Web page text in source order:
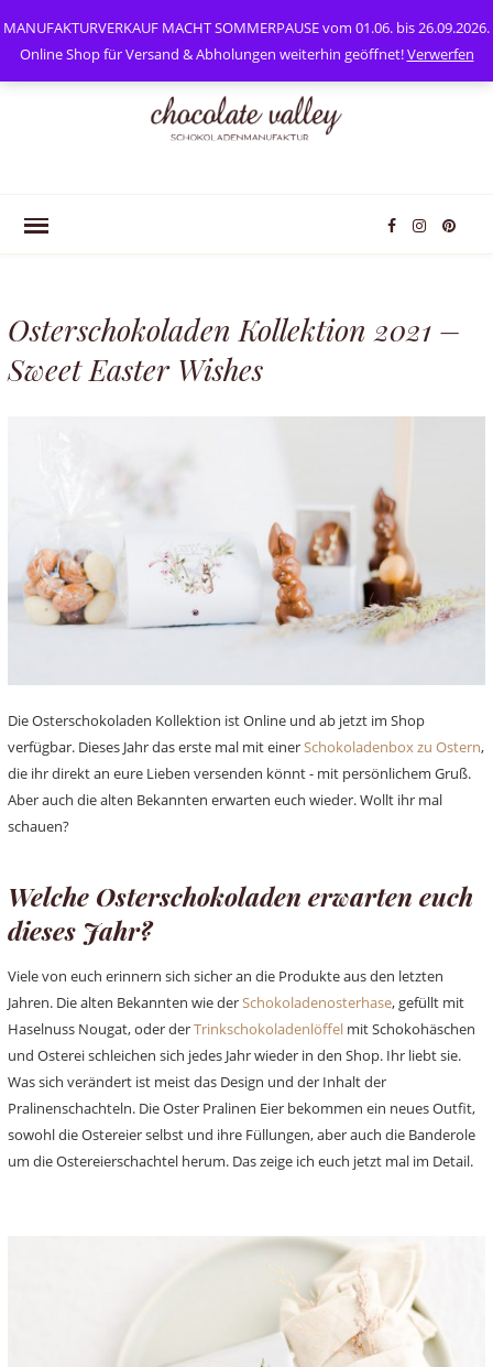
Mein Konto
Osterschokoladen Kollektion 2021 –
Sweet Easter Wishes
Die Osterschokoladen Kollektion ist Online und ab jetzt im Shop
verfügbar. Dieses Jahr das erste mal mit einerSchokoladenbox zu Ostern,
die ihr direkt an eure Lieben versenden könnt - mit persönlichem Gruß.
Aber auch die alten Bekannten erwarten euch wieder. Wollt ihr mal
schauen?
Welche Osterschokoladen erwarten euch
dieses Jahr?
Viele von euch erinnern sich sicher an die Produkte aus den letzten
Jahren. Die alten Bekannten wie derSchokoladenosterhase, gefüllt mit
Haselnuss Nougat, oder derTrinkschokoladenlöffelmit Schokohäschen
und Osterei schleichen sich jedes Jahr wieder in den Shop. Ihr liebt sie.
Was sich verändert ist meist das Design und der Inhalt der
Pralinenschachteln. Die Oster Pralinen Eier bekommen ein neues Outfit,
sowohl die Ostereier selbst und ihre Füllungen, aber auch die Banderole
um die Ostereierschachtel herum. Das zeige ich euch jetzt mal im Detail.
MANUFAKTURVERKAUF MACHT SOMMERPAUSE vom 01.06. bis 26.09.2026.
Online Shop für Versand & Abholungen weiterhin geöffnet!Verwerfen